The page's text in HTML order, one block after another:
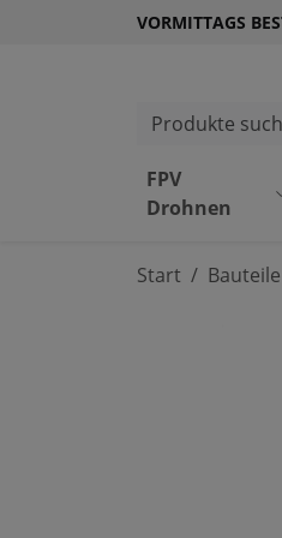
VORMITTAGS
Produkte
FPV
Drohnen
Start Bauteile